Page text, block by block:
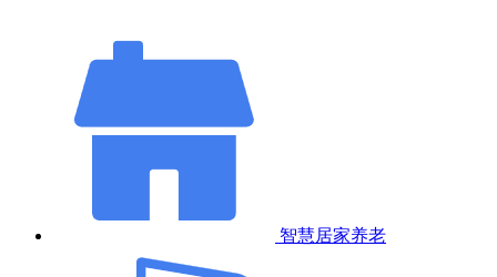
智慧居家养老